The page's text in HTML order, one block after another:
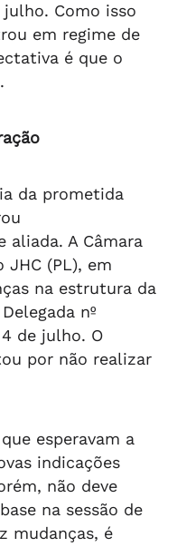
julho. Como isso
em regime de
é que o
da prometida
aliada. A Câmara
(PL), em
na estrutura da
nº
de julho. O
por não realizar
esperavam a
indicações
não deve
na sessão de
mudanças, é